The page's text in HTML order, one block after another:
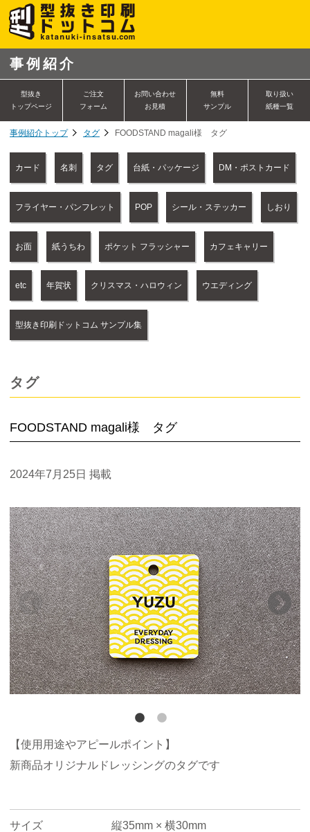
事例紹介
型抜き
トップページ
ご注文
フォーム
お問い合わせ
お見積
無料
サンプル
取り扱い
紙種一覧
事例紹介トップ タグ FOODSTAND magali様 タグ
カード 名刺 タグ 台紙・パッケージ DM・ポストカード
フライヤー・パンフレット POP シール・ステッカー しおり
お面 紙うちわ ポケット フラッシャー カフェキャリー
etc 年賀状 クリスマス・ハロウィン ウエディング
型抜き印刷ドットコム サンプル集
タグ
FOODSTAND magali様 タグ
2024年7月25日 掲載
【使用用途やアピールポイント】
新商品オリジナルドレッシングのタグです
サイズ 縦35mm × 横30mm